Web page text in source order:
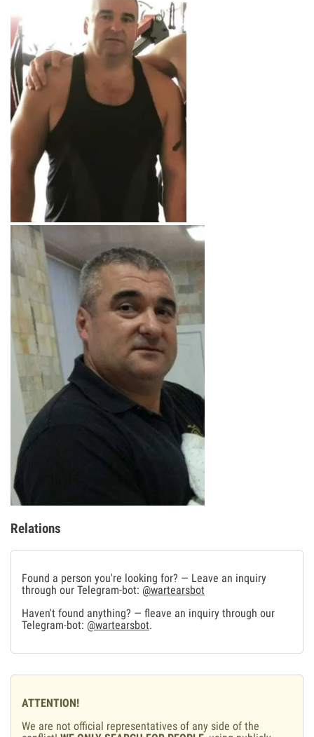
Relations
Found a person you're looking for? — Leave an inquiry
through our Telegram-bot: @wartearsbot
Haven't found anything? — fleave an inquiry through our
Telegram-bot: @wartearsbot.
ATTENTION!
We are not official representatives of any side of the